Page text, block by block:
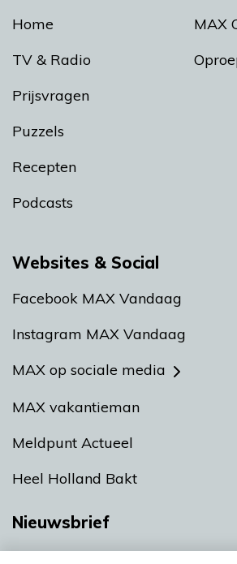
Home
TV & Radio
Prijsvragen
Puzzels
Recepten
Podcasts
MAX
Websites & Social
Facebook MAX Vandaag
Instagram MAX Vandaag
MAX op sociale media
MAX vakantieman
Meldpunt Actueel
Heel Holland Bakt
Nieuwsbrief